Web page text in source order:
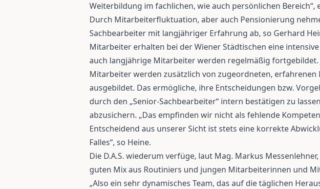
Weiterbildung im fachlichen, wie auch persönlichen Bereich“,
Durch Mitarbeiterfluktuation, aber auch Pensionierung
Sachbearbeiter mit langjähriger Erfahrung ab, so Gerhard
Mitarbeiter erhalten bei der Wiener Städtischen eine
auch langjährige Mitarbeiter werden regelmäßig fortgebildet.
Mitarbeiter werden zusätzlich von zugeordneten, erfahrenen
ausgebildet. Das ermögliche, ihre Entscheidungen bzw.
durch den „Senior-Sachbearbeiter“ intern bestätigen zu
abzusichern. „Das empfinden wir nicht als fehlende
Entscheidend aus unserer Sicht ist stets eine korrekte
Falles“, so Heine.
Die D.A.S. wiederum verfüge, laut Mag. Markus
guten Mix aus Routiniers und jungen Mitarbeiterinnen und
„Also ein sehr dynamisches Team, das auf die täglichen